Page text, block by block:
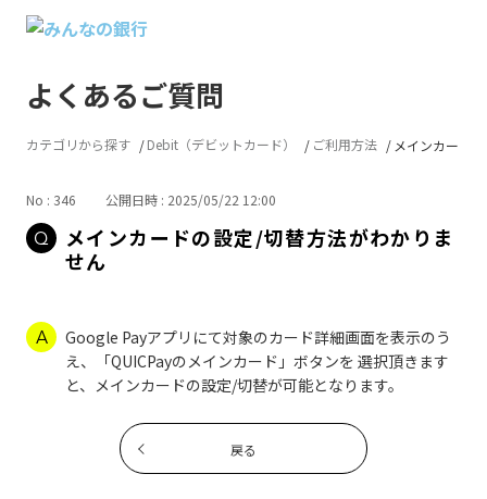
よくあるご質問
カテゴリから探す Debit（デビットカード） ご利用方法 メインカード
No : 346 公開日時 : 2025/05/22 12:00
メインカードの設定/切替方法がわかりま
せん
Google Payアプリにて対象のカード詳細画面を表示のう
え、「QUICPayのメインカード」ボタンを 選択頂きます
と、メインカードの設定/切替が可能となります。
戻る